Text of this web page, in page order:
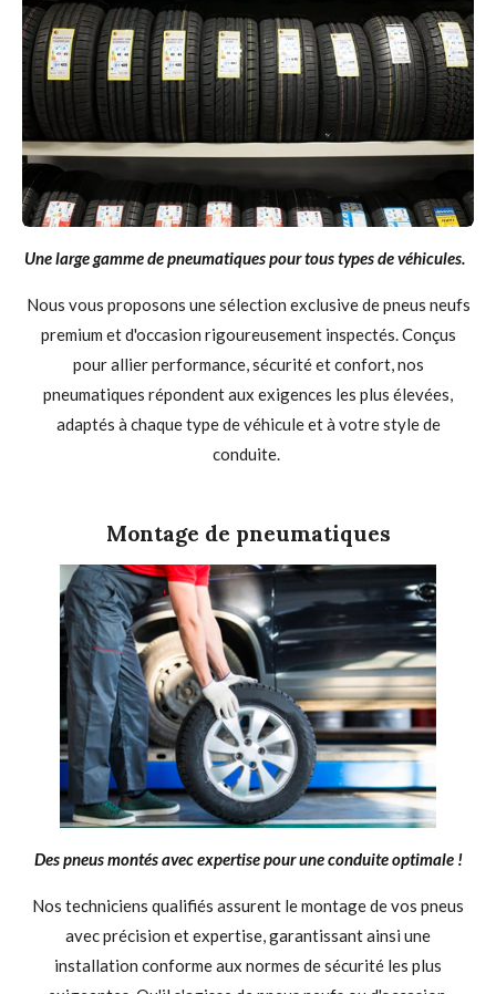
Une large gamme de pneumatiques pour tous types de véhicules.
Nous vous proposons une sélection exclusive de pneus neufs
premium et d'occasion rigoureusement inspectés. Conçus
pour allier performance, sécurité et confort, nos
pneumatiques répondent aux exigences les plus élevées,
adaptés à chaque type de véhicule et à votre style de
conduite.
Montage de pneumatiques
Des pneus montés avec expertise pour une conduite optimale !
Nos techniciens qualifiés assurent le montage de vos pneus
avec précision et expertise, garantissant ainsi une
installation conforme aux normes de sécurité les plus